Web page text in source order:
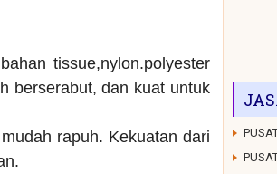
tissue,nylon.polyester
berserabut, dan kuat untuk
rapuh. Kekuatan dari